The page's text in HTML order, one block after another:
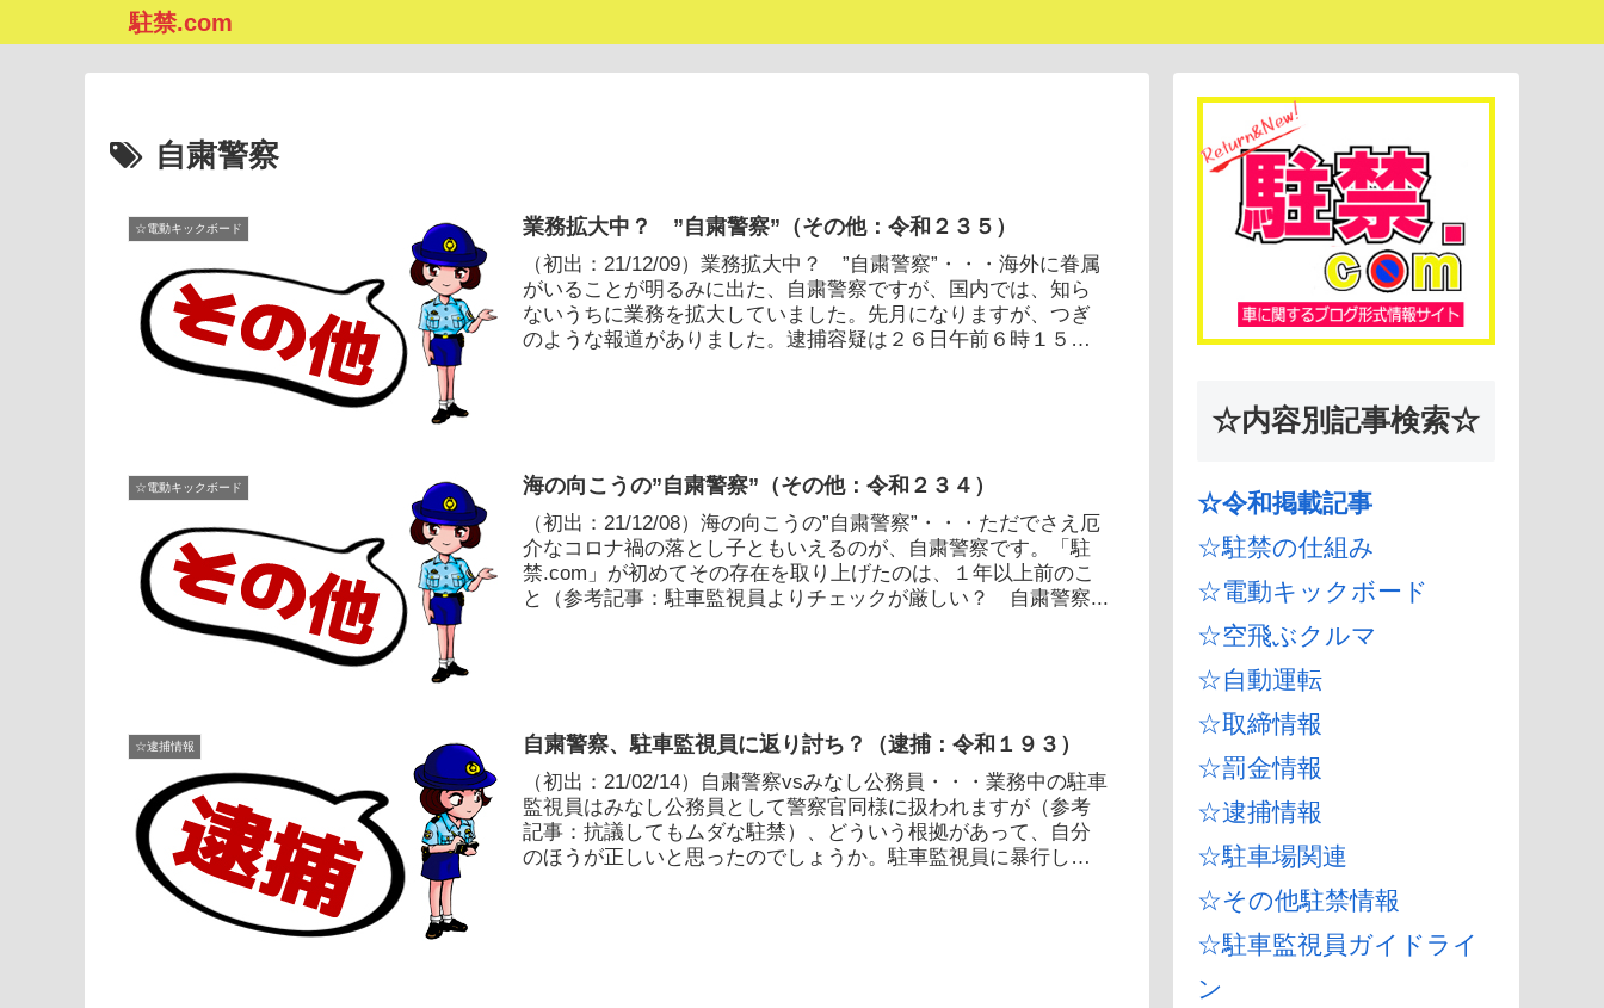
駐禁.com
自粛警察
☆電動キックボード 業務拡大中？ ”自粛警察”（その他：令和２３５）
（初出：21/12/09）業務拡大中？ ”自粛警察”・・・海外に眷属
がいることが明るみに出た、自粛警察ですが、国内では、知ら
ないうちに業務を拡大していました。先月になりますが、つぎ
のような報道がありました。逮捕容疑は２６日午前６時１５分
☆電動キックボード 海の向こうの”自粛警察”（その他：令和２３４）
（初出：21/12/08）海の向こうの”自粛警察”・・・ただでさえ厄
介なコロナ禍の落とし子ともいえるのが、自粛警察です。「駐
禁.com」が初めてその存在を取り上げたのは、１年以上前のこ
と（参考記事：駐車監視員よりチェックが厳しい？ 自粛警察...
☆逮捕情報 自粛警察、駐車監視員に返り討ち？（逮捕：令和１９３）
（初出：21/02/14）自粛警察vsみなし公務員・・・業務中の駐車
監視員はみなし公務員として警察官同様に扱われますが（参考
記事：抗議してもムダな駐禁）、どういう根拠があって、自分
のほうが正しいと思ったのでしょうか。駐車監視員に暴行した
☆内容別記事検索☆
☆令和掲載記事
☆駐禁の仕組み
☆電動キックボード
☆空飛ぶクルマ
☆自動運転
☆取締情報
☆罰金情報
☆逮捕情報
☆駐車場関連
☆その他駐禁情報
☆駐車監視員ガイドライ
ン